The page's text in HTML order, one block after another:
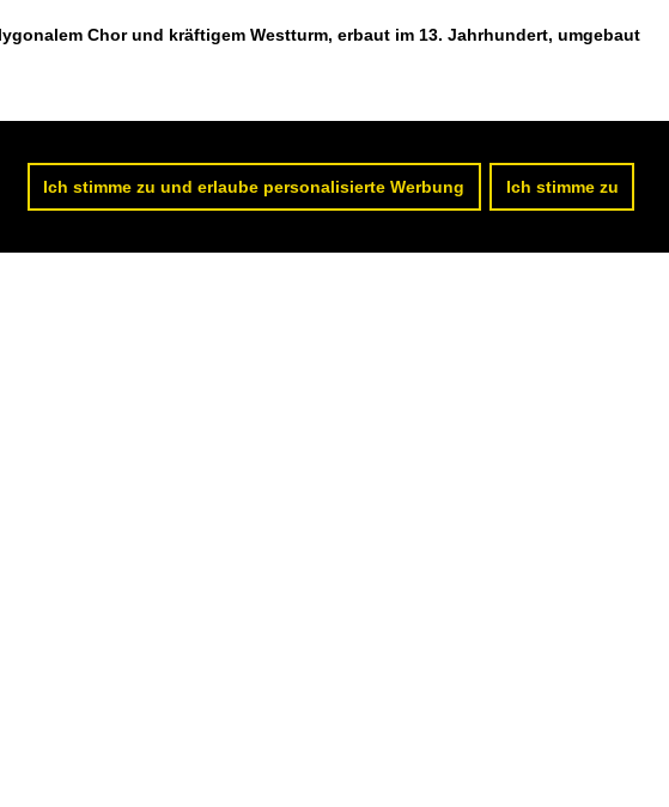
Chor und kräftigem Westturm, erbaut im 13. Jahrhundert, umgebaut
Ich stimme zu und erlaube personalisierte Werbung Ich stimme zu